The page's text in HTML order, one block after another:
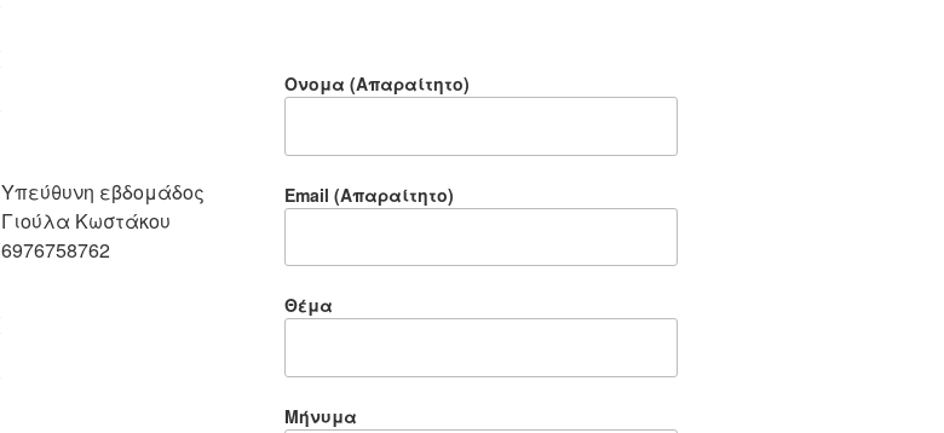
Υπεύθυνη εβδομάδος
Γιούλα Κωστάκου
6976758762
Ονομα (Απαραίτητο)
Email (Απαραίτητο)
Θέμα
Μήνυμα